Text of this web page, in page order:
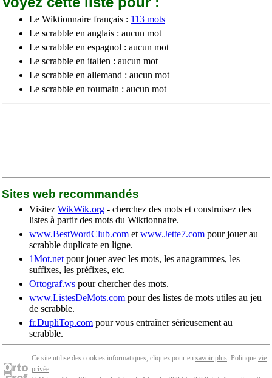
Le Wiktionnaire français : 113 mots
Le scrabble en anglais : aucun mot
Le scrabble en espagnol : aucun mot
Le scrabble en italien : aucun mot
Le scrabble en allemand : aucun mot
Le scrabble en roumain : aucun mot
Sites web recommandés
Visitez WikWik.org - cherchez des mots et construisez des
listes à partir des mots du Wiktionnaire.
www.BestWordClub.com et www.Jette7.com pour jouer au
scrabble duplicate en ligne.
1Mot.net pour jouer avec les mots, les anagrammes, les
suffixes, les préfixes, etc.
Ortograf.ws pour chercher des mots.
www.ListesDeMots.com pour des listes de mots utiles au jeu
de scrabble.
fr.DupliTop.com pour vous entraîner sérieusement au
scrabble.
Ce site utilise des cookies informatiques, cliquez pour en savoir plus. Politique vie
privée.